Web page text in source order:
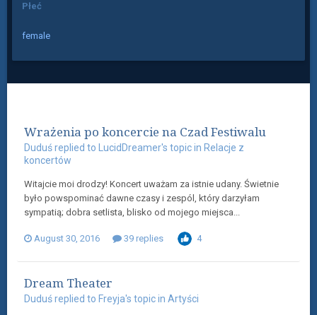
Płeć
female
Wrażenia po koncercie na Czad Festiwalu
Duduśreplied to LucidDreamer's topic in Relacje z
koncertów
Witajcie moi drodzy! Koncert uważam za istnie udany. Świetnie
było powspominać dawne czasy i zespól, który darzyłam
sympatią; dobra setlista, blisko od mojego miejsca...
August 30, 2016 39 replies 4
Dream Theater
Duduśreplied to Freyja's topic in Artyści